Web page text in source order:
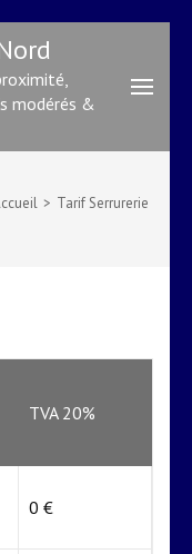
modérés &
> Tarif Serrurerie
TVA 20%
0 €